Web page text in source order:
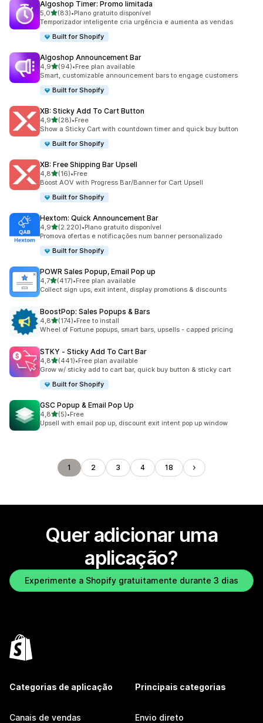
Algoshop Timer: Promo limitada
5,0de 5 estrelas
(83)
83 total de avaliações
•Plano gratuito disponível
Temporizador inteligente cria urgência e aumenta as vendas
Built for Shopify
Algoshop Announcement Bar
4,9de 5 estrelas
(94)
94 total de avaliações
•Free plan available
Smart, customizable announcement bars to engage customers
Built for Shopify
XB: Sticky Add To Cart Button
4,9de 5 estrelas
(28)
28 total de avaliações
•Free
Show a Sticky Cart with countdown timer and quick buy button
Built for Shopify
XB: Free Shipping Bar Upsell
4,8de 5 estrelas
(16)
16 total de avaliações
•Free
Boost AOV with Progress Bar/Banner for Cart Upsell
Built for Shopify
Hextom: Quick Announcement Bar
4,9de 5 estrelas
(2.220)
2220 total de avaliações
•Plano gratuito disponível
Promova ofertas e notificações num banner personalizado
Built for Shopify
POWR Sales Popup, Email Pop up
4,7de 5 estrelas
(417)
417 total de avaliações
•Free plan available
Collect sign ups, exit intent, display promotions & discounts
BoostPop: Sales Popups & Bars
4,8de 5 estrelas
(174)
174 total de avaliações
•Free to install
Wheel of Fortune popups, smart bars, upsells - capped pricing
STKY ‑ Sticky Add To Cart Bar
4,8de 5 estrelas
(441)
441 total de avaliações
•Free plan available
Grow w/ sticky add to cart bar, quick buy button & sticky cart
Built for Shopify
GSC Popup & Email Pop Up
4,8de 5 estrelas
(5)
5 total de avaliações
•Free
Upsell with email pop up, discount exit intent pop up window
1 2 3 4 18
Quer adicionar uma
aplicação?
Experimente a Shopify gratuitamente durante 3 dias
Categorias de aplicação
Canais de vendas
Principais categorias
Envio direto